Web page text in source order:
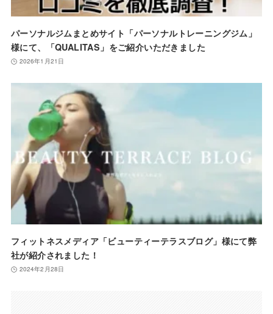
パーソナルジムまとめサイト「パーソナルトレーニングジム」
様にて、「QUALITAS」をご紹介いただきました
2026年1月21日
フィットネスメディア「ビューティーテラスブログ」様にて弊
社が紹介されました！
2024年2月28日